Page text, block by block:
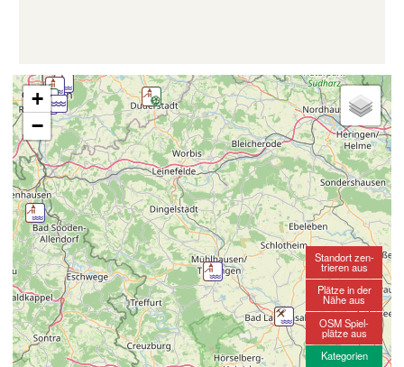
+
−
Standort zen-
trieren aus
Plätze in der
Nähe aus
OSM Spiel-
plätze aus
Kategorien